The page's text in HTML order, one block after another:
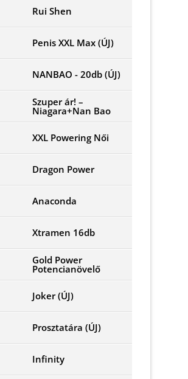
Rui Shen
Penis XXL Max (ÚJ)
NANBAO - 20db (ÚJ)
Szuper ár! –
Niagara+Nan Bao
XXL Powering Női
Dragon Power
Anaconda
Xtramen 16db
Gold Power
Potencianövelő
Joker (ÚJ)
Prosztatára (ÚJ)
Infinity